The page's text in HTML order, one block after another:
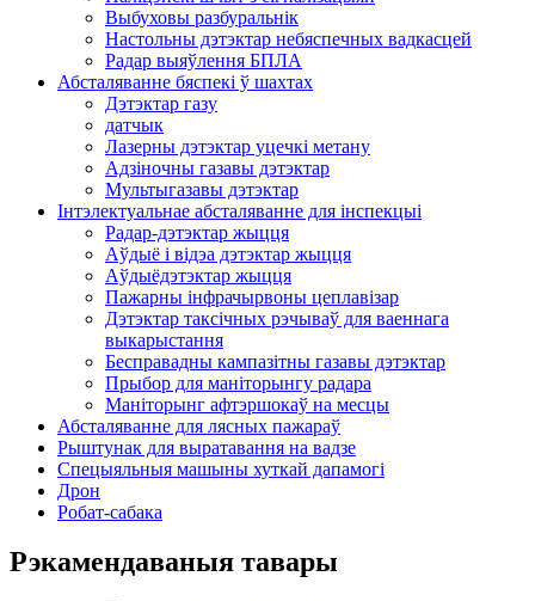
Выбуховы разбуральнік
Настольны дэтэктар небяспечных вадкасцей
Радар выяўлення БПЛА
Абсталяванне бяспекі ў шахтах
Дэтэктар газу
датчык
Лазерны дэтэктар уцечкі метану
Адзіночны газавы дэтэктар
Мультыгазавы дэтэктар
Інтэлектуальнае абсталяванне для інспекцыі
Радар-дэтэктар жыцця
Аўдыё і відэа дэтэктар жыцця
Аўдыёдэтэктар жыцця
Пажарны інфрачырвоны цеплавізар
Дэтэктар таксічных рэчываў для ваеннага
выкарыстання
Бесправадны кампазітны газавы дэтэктар
Прыбор для маніторынгу радара
Маніторынг афтэршокаў на месцы
Абсталяванне для лясных пажараў
Рыштунак для выратавання на вадзе
Спецыяльныя машыны хуткай дапамогі
Дрон
Робат-сабака
Рэкамендаваныя тавары